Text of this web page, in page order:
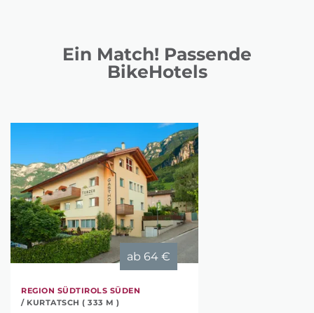
Ein Match! Passende
BikeHotels
ab 64 €
REGION SÜDTIROLS SÜDEN
/ KURTATSCH ( 333 M )